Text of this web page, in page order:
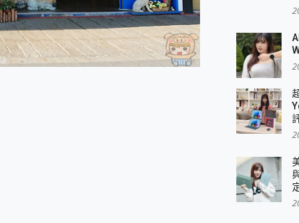
A1M-026TW 電競掌機 開箱 評測
支架 O-ONE MAG 最會吸的行動電源 開箱 評測
X9 Ultra 光學長焦隨手拍，紀錄生活就是這麼簡單
上市，登錄在送飛利浦氣炸鍋